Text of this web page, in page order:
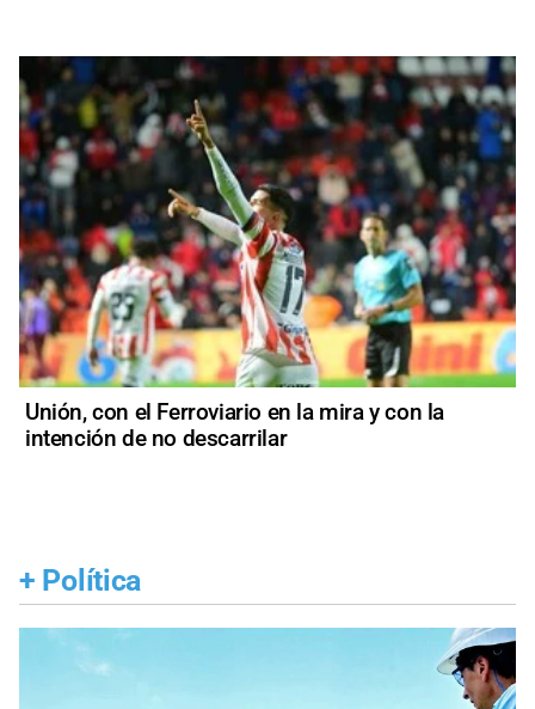
Unión, con el Ferroviario en la mira y con la
intención de no descarrilar
+ Política